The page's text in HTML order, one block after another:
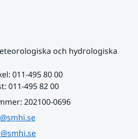
och hydrologiska
011-495 80 00
011-495 82 00
202100-0696